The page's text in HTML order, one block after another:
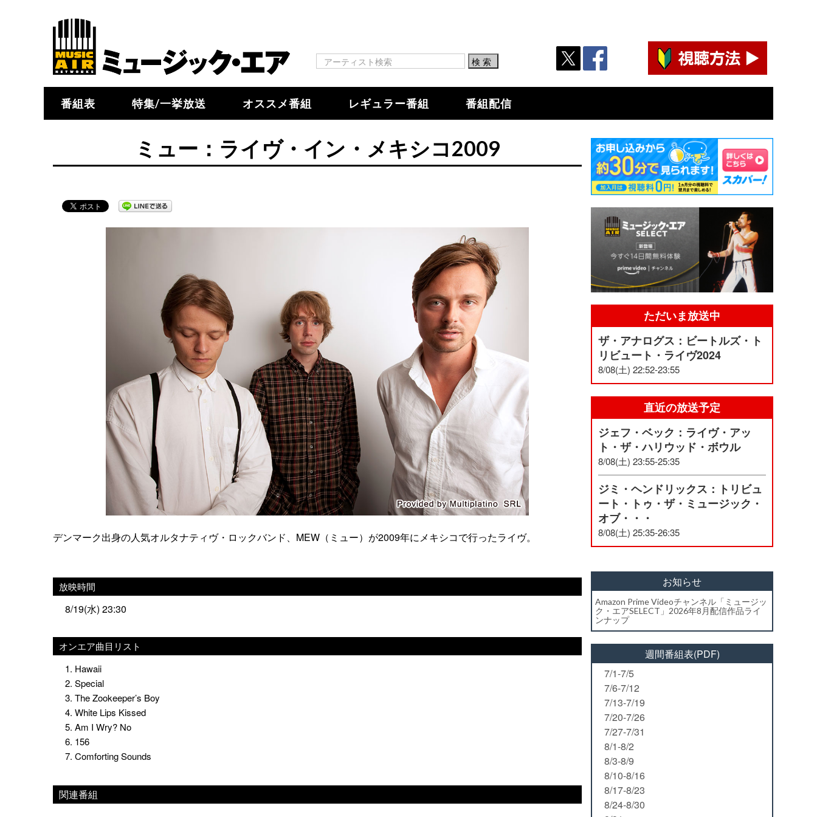
番組表 特集/一挙放送 オススメ番組 レギュラー番組 番組配信
ミュー：ライヴ・イン・メキシコ2009
デンマーク出身の人気オルタナティヴ・ロックバンド、MEW（ミュー）が2009年にメキシコで行ったライヴ。
放映時間
8/19(水) 23:30
オンエア曲目リスト
1. Hawaii
2. Special
3. The Zookeeper’s Boy
4. White Lips Kissed
5. Am I Wry? No
6. 156
7. Comforting Sounds
関連番組
ただいま放送中
ザ・アナログス：ビートルズ・ト
リビュート・ライヴ2024
8/08(土) 22:52-23:55
直近の放送予定
ジェフ・ベック：ライヴ・アッ
ト・ザ・ハリウッド・ボウル
8/08(土) 23:55-25:35
ジミ・ヘンドリックス：トリビュ
ート・トゥ・ザ・ミュージック・
オブ・・・
8/08(土) 25:35-26:35
お知らせ
Amazon Prime Videoチャンネル「ミュージッ
ク・エアSELECT」2026年8月配信作品ライ
ンナップ
週間番組表(PDF)
7/1-7/5
7/6-7/12
7/13-7/19
7/20-7/26
7/27-7/31
8/1-8/2
8/3-8/9
8/10-8/16
8/17-8/23
8/24-8/30